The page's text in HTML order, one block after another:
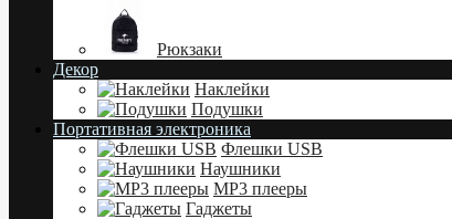
Рюкзаки
Декор
Наклейки
Подушки
Портативная электроника
Флешки USB
Наушники
MP3 плееры
Гаджеты